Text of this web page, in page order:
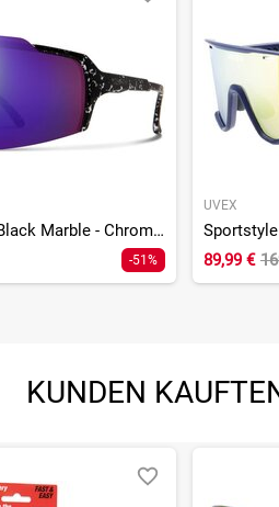
Flywheel Matte Black Marble - ChromaPop Violet Mirror
-51%
UVEX
89,99 €
KUNDEN